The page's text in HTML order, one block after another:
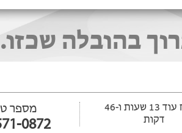
בהובלה שכזו.
ייפתח עוד 13 שעות ‫ו-46
דקות
מספר
0872